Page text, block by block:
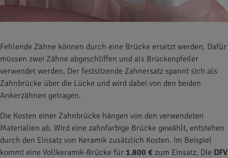
Fehlende Zähne können durch eine Brücke ersetzt werden. Dafür
müssen zwei Zähne abgeschliffen und als Brückenpfeiler
verwendet werden. Der festsitzende Zahnersatz spannt sich als
Zahnbrücke über die Lücke und wird dabei von den beiden
Ankerzähnen getragen.
Die Kosten einer Zahnbrücke hängen von den verwendeten
Materialien ab. Wird eine zahnfarbige Brücke gewählt, entstehen
durch den Einsatz von Keramik zusätzlich Kosten. Im Beispiel
kommt eine Vollkeramik-Brücke für 1.800 € zum Einsatz. Die DFV